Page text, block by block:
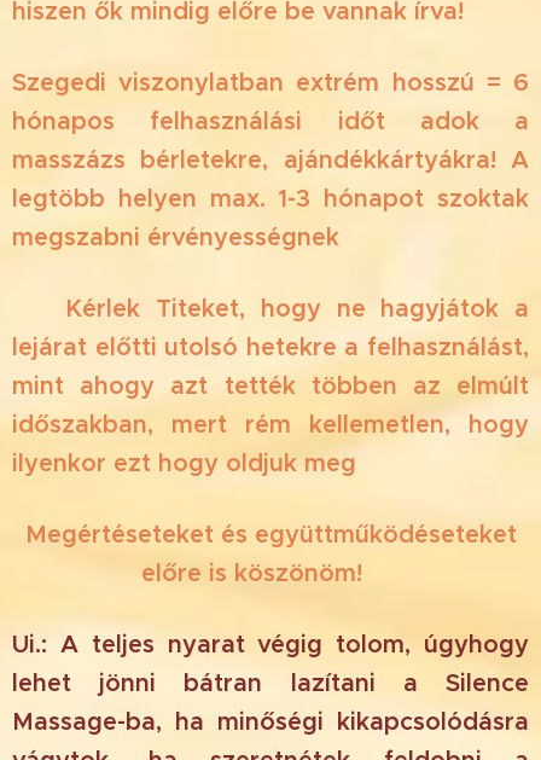
hiszen ők mindig előre be vannak írva! 😎
Szegedi viszonylatban extrém hosszú = 6
hónapos felhasználási időt adok a
masszázs bérletekre, ajándékkártyákra! A
legtöbb helyen max. 1-3 hónapot szoktak
megszabni érvényességnek‼️
⏳ Kérlek Titeket, hogy ne hagyjátok a
lejárat előtti utolsó hetekre a felhasználást,
mint ahogy azt tették többen az elmúlt
időszakban, mert rém kellemetlen, hogy
ilyenkor ezt hogy oldjuk meg‼️
Megértéseteket és együttműködéseteket
előre is köszönöm! 🙏
Ui.: A teljes nyarat végig tolom, úgyhogy
lehet jönni bátran lazítani a Silence
Massage-ba, ha minőségi kikapcsolódásra